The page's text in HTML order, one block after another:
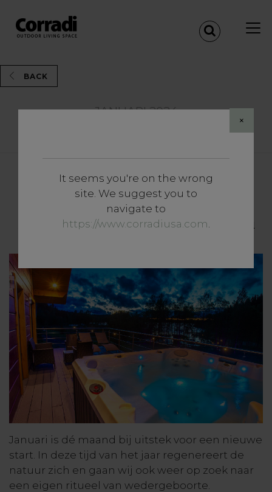
×
It seems you're on the wrong
site. We suggest you to
navigate to
https://www.corradiusa.com.
BACK
JANUARI 2024
Inzichten
Laten we opnieuw starten bij
het welzijn: de outdoor sauna
Januari is dé maand bij uitstek voor een nieuwe
start. In deze tijd van het jaar regenereert de
natuur zich en gaan wij ook weer op zoek naar
een eigen ritueel van wedergeboorte.